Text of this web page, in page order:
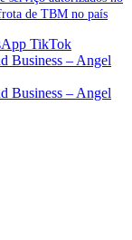
de TBM no país
TikTok